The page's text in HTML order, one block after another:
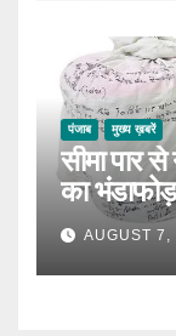
पंजाब मुख्य ख़बरें
सीमा पार
का भंडाफोड़
AUGUST